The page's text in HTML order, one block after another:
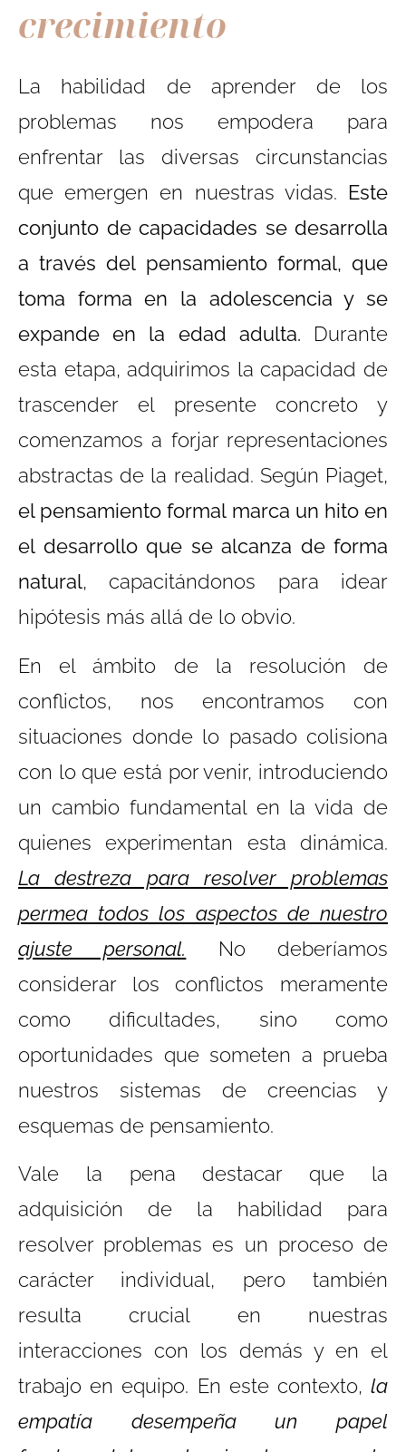
crecimiento
La habilidad de aprender de los
problemas nos empodera para
enfrentar las diversas circunstancias
que emergen en nuestras vidas. Este
conjunto de capacidades se desarrolla
a través del pensamiento formal, que
toma forma en la adolescencia y se
expande en la edad adulta. Durante
esta etapa, adquirimos la capacidad de
trascender el presente concreto y
comenzamos a forjar representaciones
abstractas de la realidad. Según Piaget,
el pensamiento formal marca un hito en
el desarrollo que se alcanza de forma
natural, capacitándonos para idear
hipótesis más allá de lo obvio.
En el ámbito de la resolución de
conflictos, nos encontramos con
situaciones donde lo pasado colisiona
con lo que está por venir, introduciendo
un cambio fundamental en la vida de
quienes experimentan esta dinámica.
La destreza para resolver problemas
permea todos los aspectos de nuestro
ajuste personal. No deberíamos
considerar los conflictos meramente
como dificultades, sino como
oportunidades que someten a prueba
nuestros sistemas de creencias y
esquemas de pensamiento.
Vale la pena destacar que la
adquisición de la habilidad para
resolver problemas es un proceso de
carácter individual, pero también
resulta crucial en nuestras
interacciones con los demás y en el
trabajo en equipo. En este contexto, la
empatía desempeña un papel